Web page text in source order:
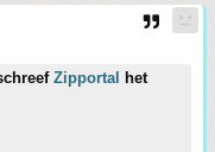
Zipportal het